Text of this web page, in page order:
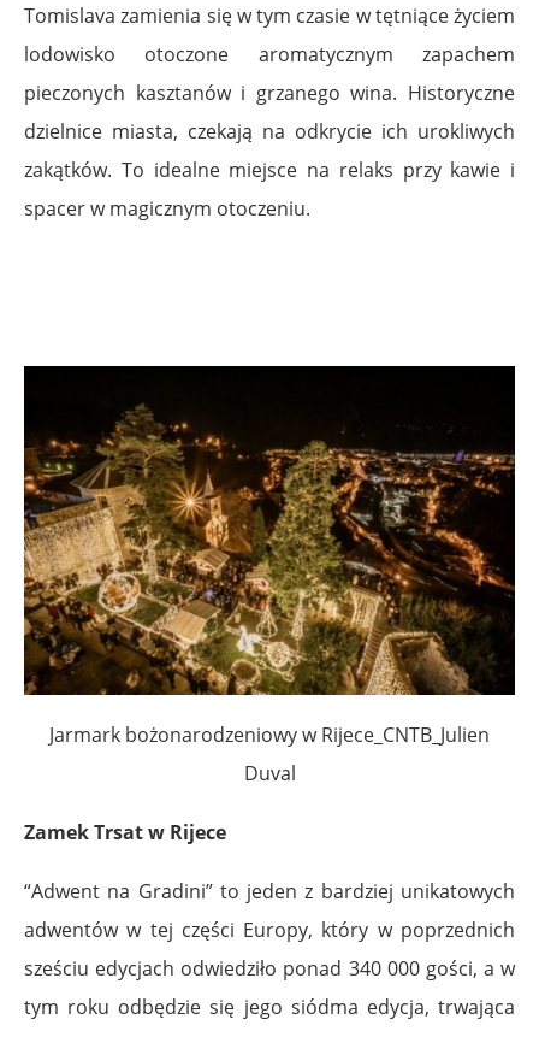
Tomislava zamienia się w tym czasie w tętniące życiem
lodowisko otoczone aromatycznym zapachem
pieczonych kasztanów i grzanego wina. Historyczne
dzielnice miasta, czekają na odkrycie ich urokliwych
zakątków. To idealne miejsce na relaks przy kawie i
spacer w magicznym otoczeniu.
Jarmark bożonarodzeniowy w Rijece_CNTB_Julien
Duval
Zamek Trsat w Rijece
“Adwent na Gradini” to jeden z bardziej unikatowych
adwentów w tej części Europy, który w poprzednich
sześciu edycjach odwiedziło ponad 340 000 gości, a w
tym roku odbędzie się jego siódma edycja, trwająca